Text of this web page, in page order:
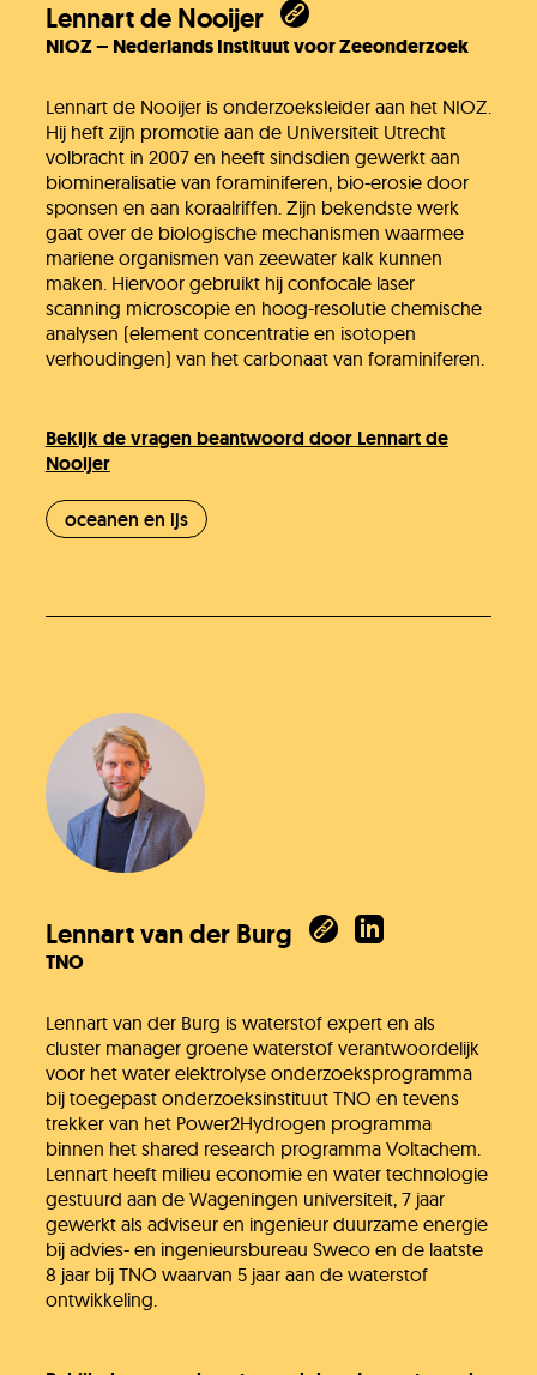
Lennart de Nooijer
NIOZ – Nederlands Instituut voor Zeeonderzoek
Lennart de Nooijer is onderzoeksleider aan het NIOZ.
Hij heft zijn promotie aan de Universiteit Utrecht
volbracht in 2007 en heeft sindsdien gewerkt aan
biomineralisatie van foraminiferen, bio-erosie door
sponsen en aan koraalriffen. Zijn bekendste werk
gaat over de biologische mechanismen waarmee
mariene organismen van zeewater kalk kunnen
maken. Hiervoor gebruikt hij confocale laser
scanning microscopie en hoog-resolutie chemische
analysen (element concentratie en isotopen
verhoudingen) van het carbonaat van foraminiferen.
Bekijk de vragen beantwoord door Lennart de
Nooijer
oceanen en ijs
Lennart van der Burg
TNO
Lennart van der Burg is waterstof expert en als
cluster manager groene waterstof verantwoordelijk
voor het water elektrolyse onderzoeksprogramma
bij toegepast onderzoeksinstituut TNO en tevens
trekker van het Power2Hydrogen programma
binnen het shared research programma Voltachem.
Lennart heeft milieu economie en water technologie
gestuurd aan de Wageningen universiteit, 7 jaar
gewerkt als adviseur en ingenieur duurzame energie
bij advies- en ingenieursbureau Sweco en de laatste
8 jaar bij TNO waarvan 5 jaar aan de waterstof
ontwikkeling.